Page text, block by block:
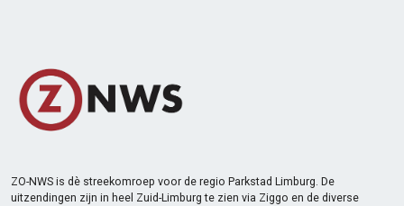
ZO-NWS is dè streekomroep voor de regio Parkstad Limburg. De
uitzendingen zijn in heel Zuid-Limburg te zien via Ziggo en de diverse